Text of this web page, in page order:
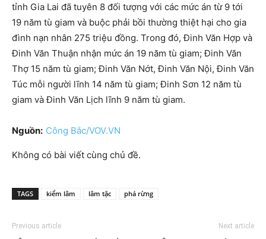
tỉnh Gia Lai đã tuyên 8 đối tượng với các mức án từ 9 tới
19 năm tù giam và buộc phải bồi thường thiệt hại cho gia
đình nạn nhân 275 triệu đồng. Trong đó, Đinh Văn Hợp và
Đinh Văn Thuận nhận mức án 19 năm tù giam; Đinh Văn
Thợ 15 năm tù giam; Đinh Văn Nớt, Đinh Văn Nội, Đinh Văn
Túc mỗi người lĩnh 14 năm tù giam; Đinh Sơn 12 năm tù
giam và Đinh Văn Lịch lĩnh 9 năm tù giam.
Nguồn: Công Bắc/VOV.VN
Không có bài viết cùng chủ đề.
TAGS kiểm lâm lâm tặc phá rừng
Previous article Next article